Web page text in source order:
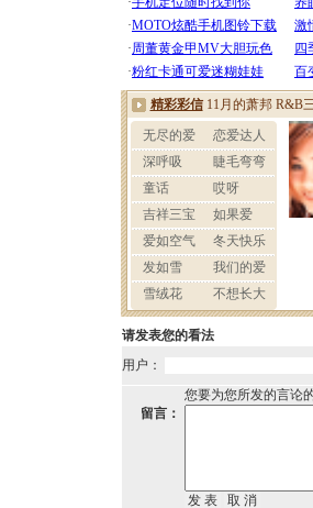
请发表您的看法
用户：
您要为您所发的言论
留言：